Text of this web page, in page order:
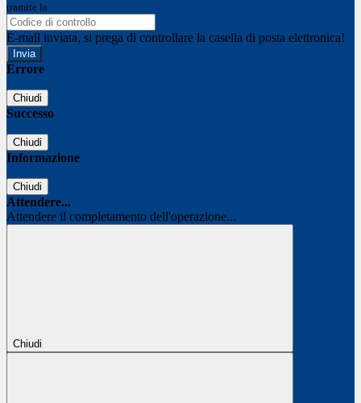
tramite la
E-mail inviata, si prega di controllare la casella di posta elettronica!
Errore
Chiudi
Successo
Chiudi
Informazione
Chiudi
Attendere...
Attendere il completamento dell'operazione...
Chiudi